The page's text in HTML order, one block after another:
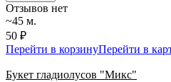
Отзывов нет
~45 м.
50 ₽
Перейти в корзинуПерейти в
Букет гладиолусов "Микс"